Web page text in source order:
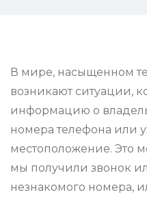
В мире, насыщенном
возникают ситуации,
информацию о
номера телефона или
местоположение. Это
мы получили звонок
незнакомого номера,